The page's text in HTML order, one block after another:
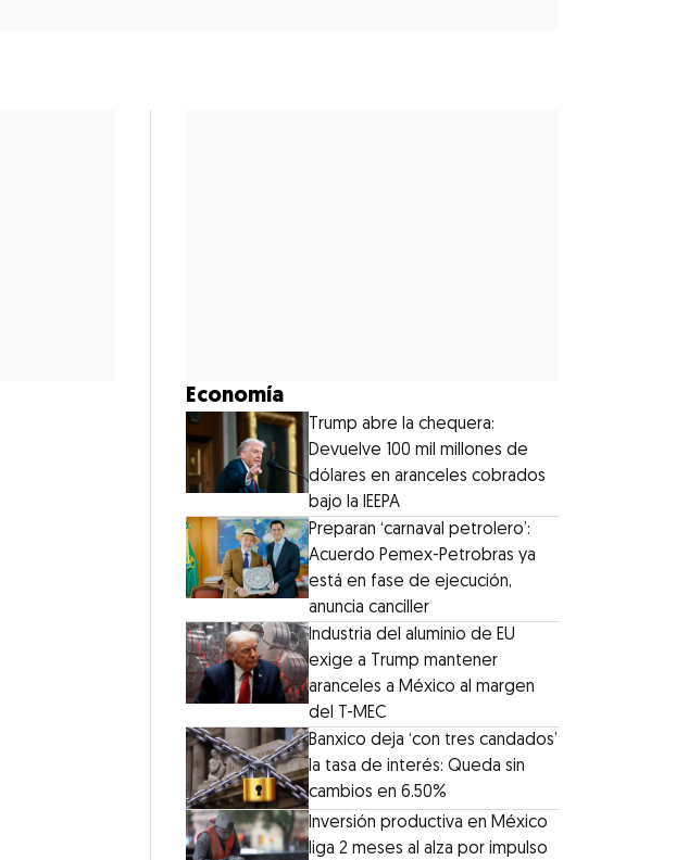
Economía
Trump abre la chequera:
Devuelve 100 mil millones de
dólares en aranceles cobrados
bajo la IEEPA
Preparan ‘carnaval petrolero’:
Acuerdo Pemex-Petrobras ya
está en fase de ejecución,
anuncia canciller
Industria del aluminio de EU
exige a Trump mantener
aranceles a México al margen
del T-MEC
Banxico deja ‘con tres candados’
la tasa de interés: Queda sin
cambios en 6.50%
Inversión productiva en México
liga 2 meses al alza por impulso